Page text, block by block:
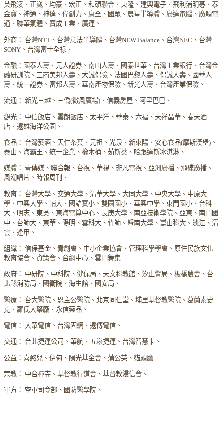
英飛凌、正崴、均豪、宏正、和碩聯合、東隆、建興電子、飛利浦明碁、泰
金寶、神通、神達、偉創力、康全、國眾、晨星半導體、廣達電腦、廣穎電
通、聯華氣體、寶成工業、廣運、
外商： 台灣NTT、台灣意法半導體、台灣NEW Balance、台灣NEC、台灣
SONY、台灣富士全祿、
金融：國泰人壽、元大證券、南山人壽、國泰世華、台灣工業銀行、台灣金
融研訓院、三商美邦人壽、大誠保險、法國巴黎人壽、保誠人壽、國華人
壽、統一證券、富邦人壽、華南產物保險、新光人壽、台灣產業保險、
流通： 新光三越、三僑(微風廣場)、信義房屋、阿里巴巴、
觀光： 中信飯店、雲朗飯店、太平洋、華泰、六福、天祥晶華、春天酒
店、遠雄海洋公園、
食品： 台灣菸酒、天仁茶葉、元祖、光泉、新東陽、安心食品(摩斯漢堡)、
泰山、海霸王、統一企業、橡木桶、茹斯葵、哈跟達斯冰淇淋、
媒體： 壹傳媒、聯合報、台視、華視、非凡電視、亞洲廣播、飛碟廣播、
風潮唱片、時報周刊、
教育： 台灣大學、交通大學、清華大學、大同大學、中央大學、中原大
學、中興大學、輔大、國語實小、雙園國小、華興中學、東門國小、台科
大、明志、東吳、東海電算中心、長庚大學、南亞技術學院、亞東、南門國
中、台師大、東華、陽明、雲科大、竹師、暨南大學、崑山科大、淡江、清
雲、逢甲、
組織： 信保基金、青創會、中小企業協會、管理科學學會、原住民族文化
教育協會、資策會、台網中心、雲門舞集
政府： 中研院、中科院、健保局、天文科教館、汐止警局、板橋農會、台
北縣消防局、國衛院、海生館、國安局、
醫療： 台大醫院、恩主公醫院、北京同仁堂、埔里基督教醫院、葛蘭素史
克、羅氏大藥廠、永信藥品、
電信： 大眾電信、台灣固網、遠傳電信、
交通： 台北捷運公司、華航、五崧捷運、台灣智慧卡、
公益：喜憨兒、伊甸、陽光基金會、蒲公英、貓頭鷹
宗教： 中台禪寺、基督教行道會、基督教浸信會、
軍方： 空軍司令部、國防醫學院、